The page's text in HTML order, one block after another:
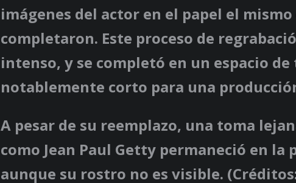
imágenes del actor en el papel el mismo
completaron. Este proceso de
intenso, y se completó en un espacio
notablemente corto para una
A pesar de su reemplazo, una toma
como Jean Paul Getty permaneció en la
aunque su rostro no es visible.